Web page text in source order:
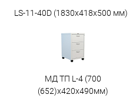
LS-11-40D (1830x418x500 мм)
МД ТП L-4 (700
(652)x420x490мм)